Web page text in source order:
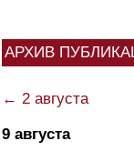
АРХИВ
← 2 августа
9 августа